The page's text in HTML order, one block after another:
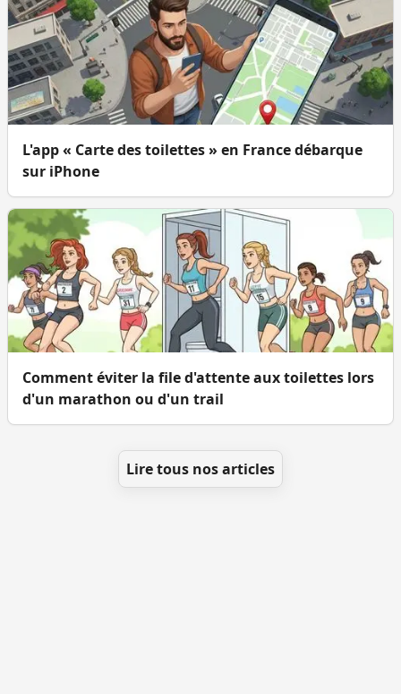
L'app « Carte des toilettes » en France débarque
sur iPhone
Comment éviter la file d'attente aux toilettes lors
d'un marathon ou d'un trail
Lire tous nos articles